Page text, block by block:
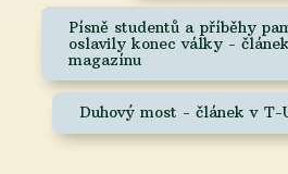
Písně studentů a příběhy
oslavily konec války -
magazínu
Duhový most - článek v T-